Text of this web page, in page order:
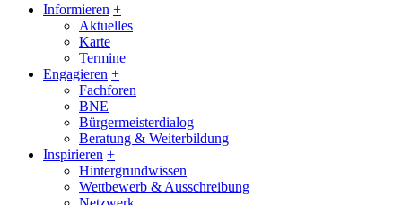
Informieren +
Aktuelles
Karte
Termine
Engagieren +
Fachforen
BNE
Bürgermeisterdialog
Beratung & Weiterbildung
Inspirieren +
Hintergrundwissen
Wettbewerb & Ausschreibung